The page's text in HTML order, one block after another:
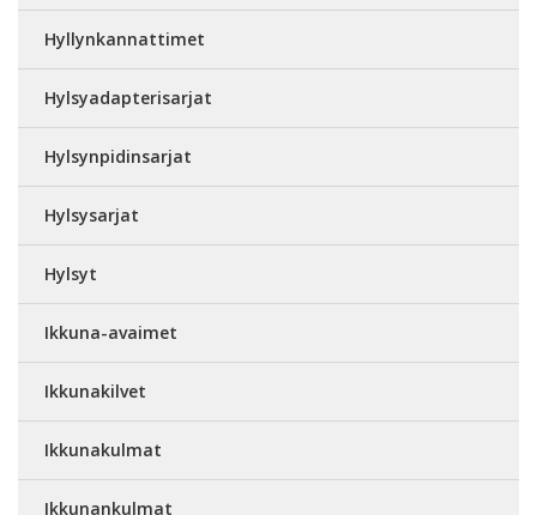
Hyllynkannattimet
Hylsyadapterisarjat
Hylsynpidinsarjat
Hylsysarjat
Hylsyt
Ikkuna-avaimet
Ikkunakilvet
Ikkunakulmat
Ikkunankulmat